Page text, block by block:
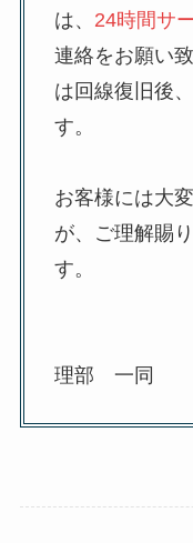
は、 24時間サ
連絡をお願い
は回線復旧後
す。
お客様には大
が、ご理解賜
す。
理部 一同